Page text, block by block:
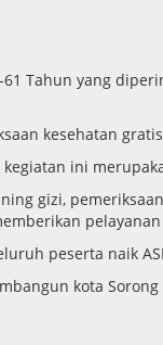
Tahun yang
kesehatan
kegiatan ini
gizi,
peserta naik
kota